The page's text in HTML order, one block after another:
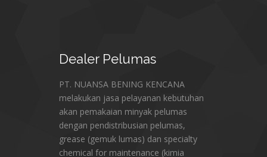
DealerPelumas
PT. NUANSA BENING KENCANA
melakukan jasa pelayanan kebutuhan
akan pemakaian minyak pelumas
dengan pendistribusian pelumas,
grease (gemuk lumas) dan specialty
chemical for maintenance (kimia